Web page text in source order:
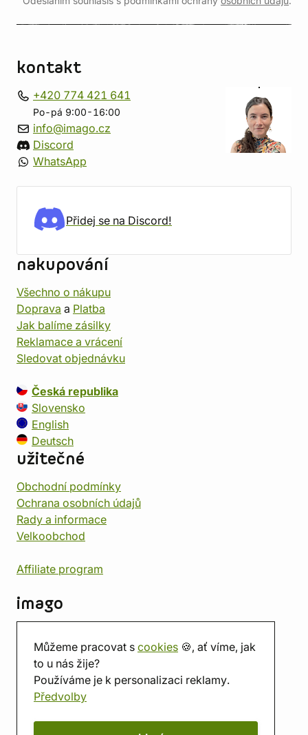
Můžeme pracovat s cookies 🍪, ať víme, jak
to u nás žije?
Používáme je k personalizaci reklamy.
Předvolby
kontakt
+420 774 421 641
Po-pá 9:00-16:00
info@imago.cz
Discord
WhatsApp
Přidej se na Discord!
nakupování
Všechno o nákupu
Doprava a Platba
Jak balíme zásilky
Reklamace a vrácení
Sledovat objednávku
Česká republika
Slovensko
English
Deutsch
užitečné
Obchodní podmínky
Ochrana osobních údajů
Rady a informace
Velkoobchod
Affiliate program
imago
Prodejna
Herna
O nás
Hodnocení obchodu